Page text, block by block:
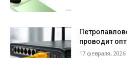
проводит
17 февраля, 2026